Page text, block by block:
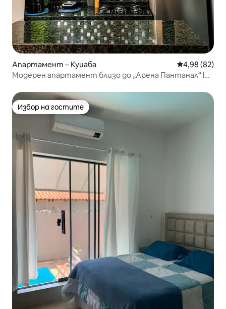
Апартамент – Куиаба Средна
4,98 (82)
Модерен апартамент близо до „Арена Пантанал“ l
Избор на гостите
Избор на гостите